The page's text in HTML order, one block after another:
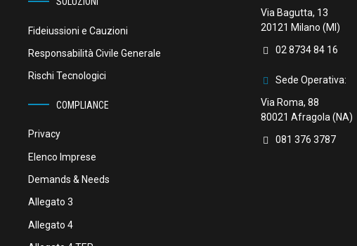
Fideiussioni e Cauzioni
Responsabilità Civile Generale
Rischi Tecnologici
COMPLIANCE
Privacy
Elenco Imprese
Demands & Needs
Allegato 3
Allegato 4
Via Bagutta, 13
20121 Milano (MI)
02 8734 84 16
Sede Operativa:
Via Roma, 88
80021 Afragola (NA)
081 376 3787